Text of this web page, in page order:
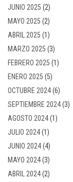
JUNIO 2025 (2)
MAYO 2025 (2)
ABRIL 2025 (1)
MARZO 2025 (3)
FEBRERO 2025 (1)
ENERO 2025 (5)
OCTUBRE 2024(6)
SEPTIEMBRE 2024(3)
AGOSTO 2024(1)
JULIO 2024(1)
JUNIO 2024(4)
MAYO 2024(3)
ABRIL 2024(2)